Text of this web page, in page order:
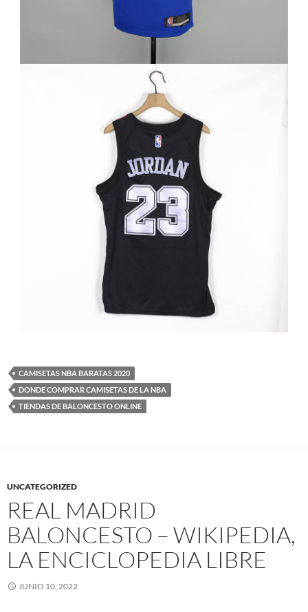
CAMISETAS NBA BARATAS 2020
DONDE COMPRAR CAMISETAS DE LA NBA
TIENDAS DE BALONCESTO ONLINE
UNCATEGORIZED
REAL MADRID
BALONCESTO – WIKIPEDIA,
LA ENCICLOPEDIA LIBRE
JUNIO 10, 2022